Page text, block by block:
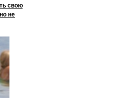
свою
не